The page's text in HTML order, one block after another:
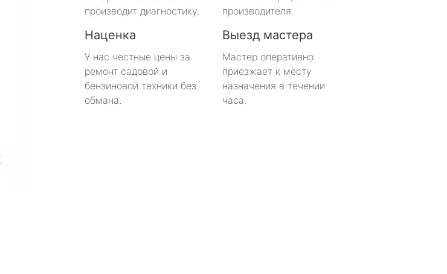
производит диагностику.
производителя.
Наценка
У нас честные цены за
ремонт садовой и
бензиновой техники без
обмана.
Выезд мастера
Мастер оперативно
приезжает к месту
назначения в течении
часа.